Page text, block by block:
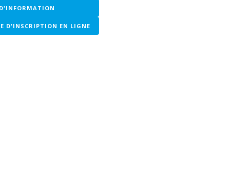
D'INSCRIPTION EN LIGNE